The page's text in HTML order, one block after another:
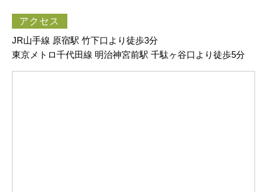
アクセス
JR山手線 原宿駅 竹下口より徒歩3分
東京メトロ千代田線 明治神宮前駅 千駄ヶ谷口より徒歩5分